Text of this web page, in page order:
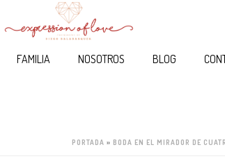
FAMILIA NOSOTROS BLOG
PORTADA » BODA EN EL MIRADOR DE